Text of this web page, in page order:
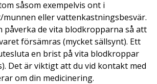
såsom exempelvis ont i
munnen eller vattenkastningsbesvär.
påverka de vita blodkropparna så att
försämras (mycket sällsynt). Ett
en brist på vita blodkroppar
Det är viktigt att du vid kontakt med
om din medicinering.